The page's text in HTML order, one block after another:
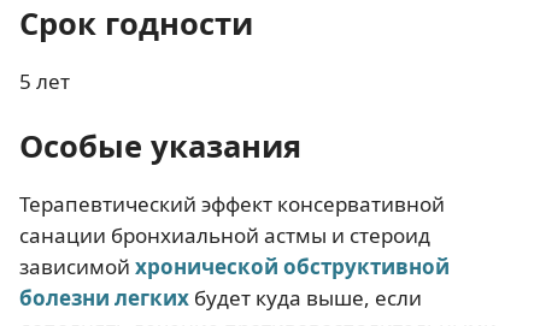
Срок годности
5 лет
Особые указания
Терапевтический эффект консервативной
санации бронхиальной астмы и стероид
зависимой хронической обструктивной
болезни легких будет куда выше, если